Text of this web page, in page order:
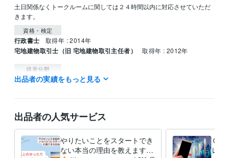
土日関係なくトークルームに関しては２４時間以内に対応させていただ
きます。
資格・検定
行政書士 取得年 : 2014年
宅地建物取引士（旧 宅地建物取引主任者） 取得年 : 2012年
得意分野
資産運用・副業の相談 ライフスタイル、ビジネス相談
出品者の実績をもっと見る
出品者の人気サービス
やりたいことをスタートでき
ない本当の理由を教えます
０
レー